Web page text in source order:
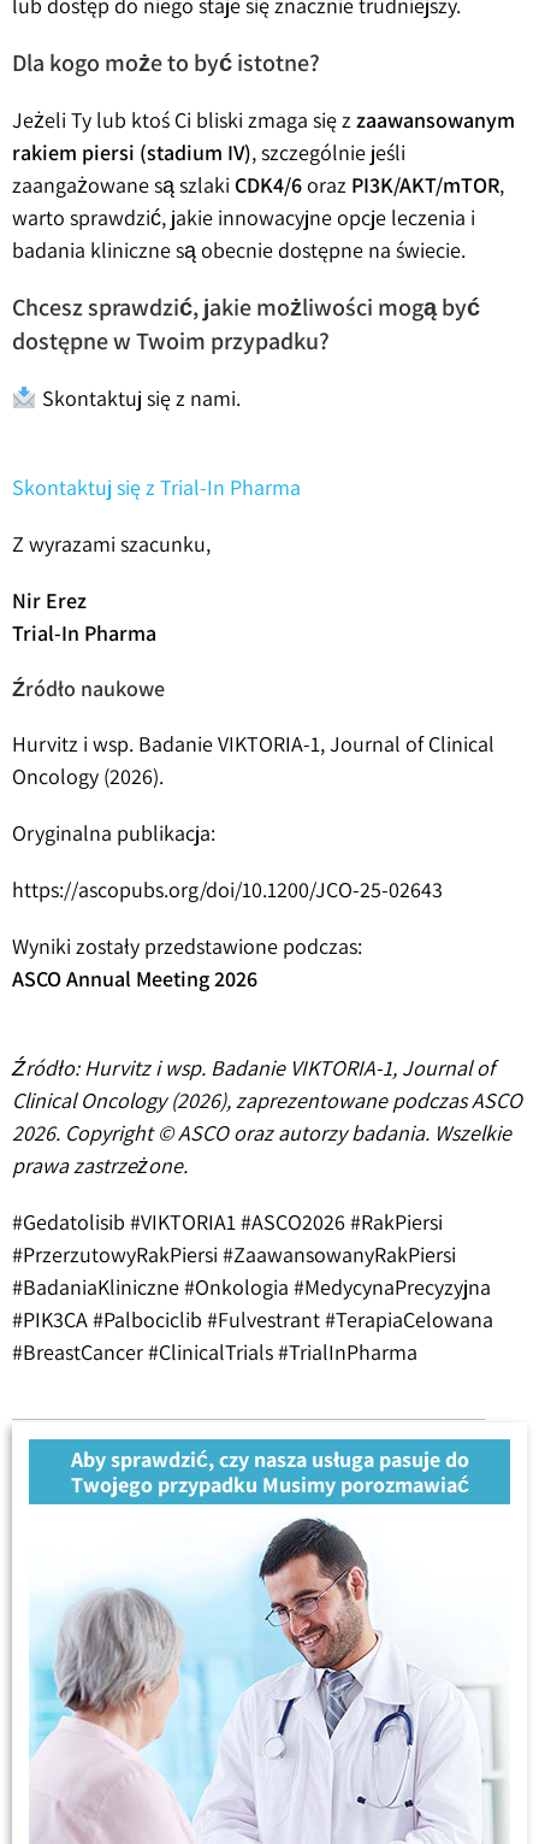
Dla kogo może to być istotne?
Jeżeli Ty lub ktoś Ci bliski zmaga się zzaawansowanym
rakiem piersi (stadium IV), szczególnie jeśli
zaangażowane są szlaki CDK4/6oraz PI3K/AKT/mTOR,
warto sprawdzić, jakie innowacyjne opcje leczenia i
badania kliniczne są obecnie dostępne na świecie.
Chcesz sprawdzić, jakie możliwości mogą być
dostępne w Twoim przypadku?
Skontaktuj się z nami.
Skontaktuj się z Trial-In Pharma
Z wyrazami szacunku,
Nir Erez
Trial-In Pharma
Źródło naukowe
Hurvitz i wsp. Badanie VIKTORIA-1, Journal of Clinical
Oncology (2026).
Oryginalna publikacja:
https://ascopubs.org/doi/10.1200/JCO-25-02643
Wyniki zostały przedstawione podczas:
ASCO Annual Meeting 2026
Źródło: Hurvitz i wsp. Badanie VIKTORIA-1, Journal of
Clinical Oncology (2026), zaprezentowane podczas ASCO
2026. Copyright © ASCO oraz autorzy badania. Wszelkie
prawa zastrzeżone.
#Gedatolisib #VIKTORIA1 #ASCO2026 #RakPiersi
#PrzerzutowyRakPiersi #ZaawansowanyRakPiersi
#BadaniaKliniczne #Onkologia #MedycynaPrecyzyjna
#PIK3CA #Palbociclib #Fulvestrant #TerapiaCelowana
#BreastCancer #ClinicalTrials #TrialInPharma
Aby sprawdzić, czy nasza usługa pasuje do
Twojego przypadku Musimy porozmawiać